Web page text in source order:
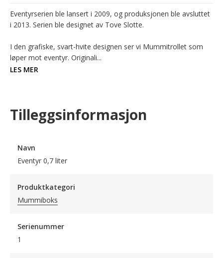
Eventyrserien ble lansert i 2009, og produksjonen ble avsluttet
i 2013. Serien ble designet av Tove Slotte.
I den grafiske, svart-hvite designen ser vi Mummitrollet som
løper mot eventyr. Originali...
LES MER
Tilleggsinformasjon
Navn
Eventyr 0,7 liter
Produktkategori
Mummiboks
Serienummer
1